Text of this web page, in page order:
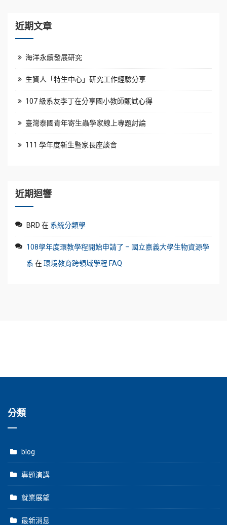
近期文章
海洋永續發展研究
生資人「特生中心」研究工作經驗分享
107 級系友李丁在分享國小教師甄試心得
臺灣泰國青年寄生蟲學家線上專題討論
111 學年度新生暨家長座談會
近期迴響
BRD 在 系統分類學
108學年度環教學程開始申請了 – 國立嘉義大學生物資源學
系 在環境教育跨領域學程 FAQ
分類
blog
專題演講
就業展望
最新消息